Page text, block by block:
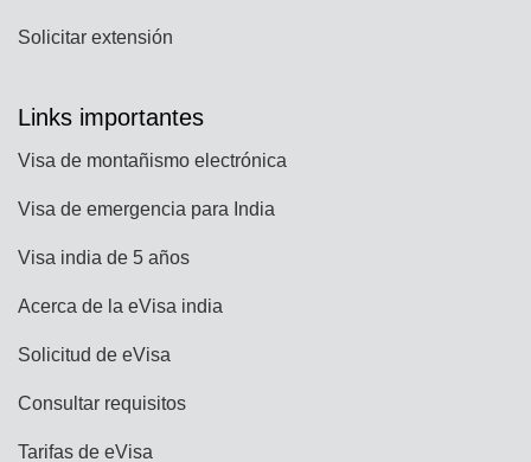
Solicitar extensión
Links importantes
Visa de montañismo electrónica
Visa de emergencia para India
Visa india de 5 años
Acerca de la eVisa india
Solicitud de eVisa
Consultar requisitos
Tarifas de eVisa